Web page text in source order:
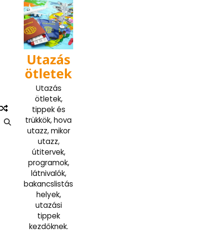
content
Utazás
ötletek
Utazás
ötletek,
tippek és
trükkök, hova
utazz, mikor
utazz,
útitervek,
programok,
látnivalók,
bakancslistás
helyek,
utazási
tippek
kezdőknek.